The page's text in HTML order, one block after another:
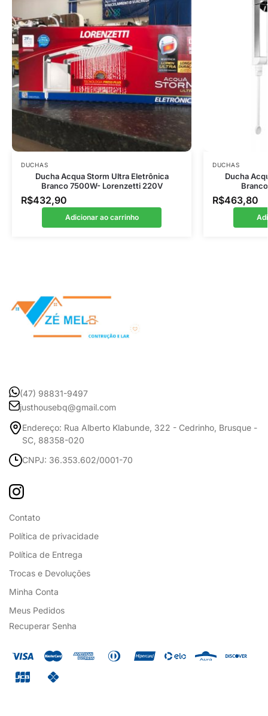
DUCHAS
Ducha Acqua Storm Ultra Eletrônica
Branco 7500W- Lorenzetti 220V
R$432,90
Adicionar ao carrinho
DUCHAS
Ducha
R$463,80
(47) 98831-9497
justhousebq@gmail.com
Endereço: Rua Alberto Klabunde, 322 - Cedrinho, Brusque -
SC, 88358-020
CNPJ: 36.353.602/0001-70
Contato
Política de privacidade
Política de Entrega
Trocas e Devoluções
Minha Conta
Meus Pedidos
Recuperar Senha